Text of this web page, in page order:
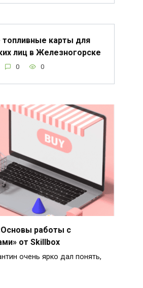
карты для
лиц в Железногорске
0 0
работы с
от Skillbox
очень ярко дал понять,